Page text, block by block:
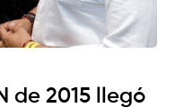
de 2015 llegó